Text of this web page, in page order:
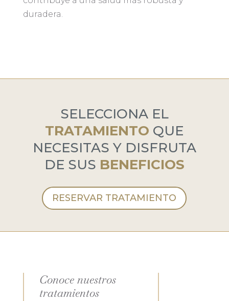
duradera.
SELECCIONA EL
TRATAMIENTO QUE
NECESITAS Y DISFRUTA
DE SUS BENEFICIOS
RESERVAR TRATAMIENTO
Conoce nuestros
tratamientos